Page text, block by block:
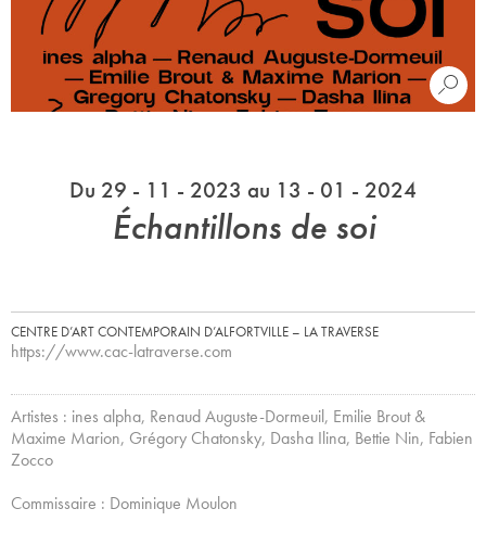
Du 29 - 11 - 2023 au 13 - 01 - 2024
Échantillons de soi
CENTRE D’ART CONTEMPORAIN D’ALFORTVILLE – LA TRAVERSE
https://www.cac-latraverse.com
Artistes : ines alpha, Renaud Auguste-Dormeuil, Emilie Brout &
Maxime Marion, Grégory Chatonsky, Dasha Ilina, Bettie Nin, Fabien
Zocco
Commissaire : Dominique Moulon